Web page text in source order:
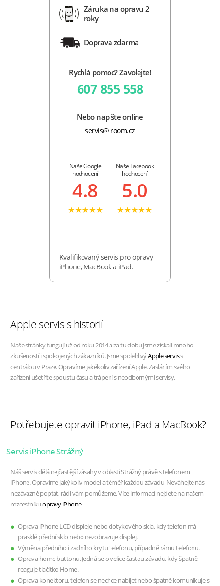
Záruka na opravu 2
roky
Doprava zdarma
Rychlá pomoc? Zavolejte!
607 855 558
Nebo napište online
servis@iroom.cz
Naše Google
hodnocení
4.8
Naše Facebook
hodnocení
5.0
Kvalifikovaný servis pro opravy
iPhone, MacBook a iPad.
Apple servis s historií
Naše stránky fungují už od roku 2014 a za tu dobu jsme získali mnoho
zkušeností i spokojených zákazníků. Jsme spolehlivýApple serviss
centrálou v Praze. Opravíme jakékoliv zařízení Apple. Zasláním svého
zařízení ušetříte spoustu času a trápení s neodbornými servisy.
Potřebujete opravit iPhone, iPad a MacBook?
Servis iPhone Strážný
Náš servis dělá nejčastější zásahy v oblasti Strážný právě s telefonem
iPhone. Opravíme jakýkoliv model a téměř každou závadu. Neváhejte nás
nezávazně poptat, rádi vám pomůžeme. Více informací nejdete na našem
rozcestníkuopravy iPhone.
Oprava iPhone LCD displeje nebo dotykového skla, kdy telefon má
prasklé přední sklo nebo nezobrazuje displej.
Výměna předního i zadního krytu telefonu, případně rámu telefonu.
Oprava home buttonu. Jedná se o velice častou závadu, kdy špatně
reaguje tlačítko Home.
Oprava konektoru, telefon se nechce nabíjet nebo špatně komunikuje s